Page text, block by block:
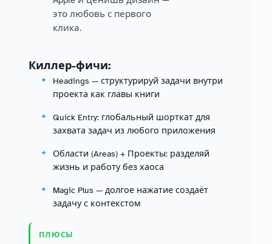
это любовь с первого
клика.
Киллер-фичи:
Headings — структурируй задачи внутри
проекта как главы книги
Quick Entry: глобальный шорткат для
захвата задач из любого приложения
Области (Areas) + Проекты: разделяй
жизнь и работу без хаоса
Magic Plus — долгое нажатие создаёт
задачу с контекстом
ПЛЮСЫ